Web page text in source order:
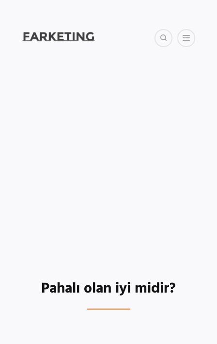
Pahalı olan iyi midir?